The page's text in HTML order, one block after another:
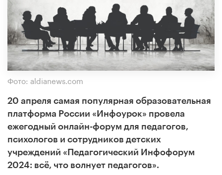
Фото: aldianews.com
20 апреля самая популярная образовательная
платформа России «Инфоурок» провела
ежегодный онлайн-форум для педагогов,
психологов и сотрудников детских
учреждений «Педагогический Инфофорум
2024: всё, что волнует педагогов».